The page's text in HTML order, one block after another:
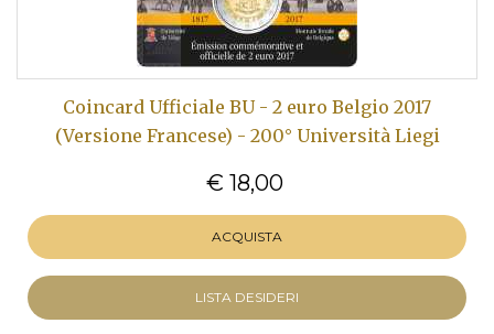
Coincard Ufficiale BU - 2 euro Belgio 2017
(Versione Francese) - 200° Università Liegi
€ 18,00
ACQUISTA
LISTA DESIDERI